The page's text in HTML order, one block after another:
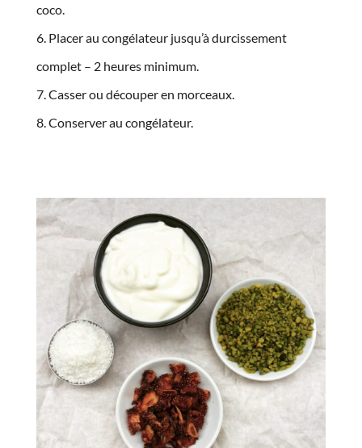
coco.
Placer au congélateur jusqu’à durcissement
complet – 2 heures minimum.
Casser ou découper en morceaux.
Conserver au congélateur.